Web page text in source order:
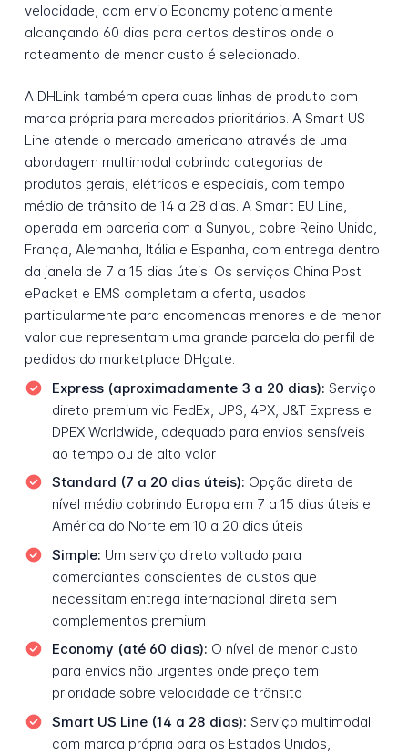
velocidade, com envio Economy potencialmente
alcançando 60 dias para certos destinos onde o
roteamento de menor custo é selecionado.
A DHLink também opera duas linhas de produto com
marca própria para mercados prioritários. A Smart US
Line atende o mercado americano através de uma
abordagem multimodal cobrindo categorias de
produtos gerais, elétricos e especiais, com tempo
médio de trânsito de 14 a 28 dias. A Smart EU Line,
operada em parceria com a Sunyou, cobre Reino Unido,
França, Alemanha, Itália e Espanha, com entrega dentro
da janela de 7 a 15 dias úteis. Os serviços China Post
ePacket e EMS completam a oferta, usados
particularmente para encomendas menores e de menor
valor que representam uma grande parcela do perfil de
pedidos do marketplace DHgate.
Express (aproximadamente 3 a 20 dias): Serviço
direto premium via FedEx, UPS, 4PX, J&T Express e
DPEX Worldwide, adequado para envios sensíveis
ao tempo ou de alto valor
Standard (7 a 20 dias úteis): Opção direta de
nível médio cobrindo Europa em 7 a 15 dias úteis e
América do Norte em 10 a 20 dias úteis
Simple: Um serviço direto voltado para
comerciantes conscientes de custos que
necessitam entrega internacional direta sem
complementos premium
Economy (até 60 dias): O nível de menor custo
para envios não urgentes onde preço tem
prioridade sobre velocidade de trânsito
Smart US Line (14 a 28 dias): Serviço multimodal
com marca própria para os Estados Unidos,